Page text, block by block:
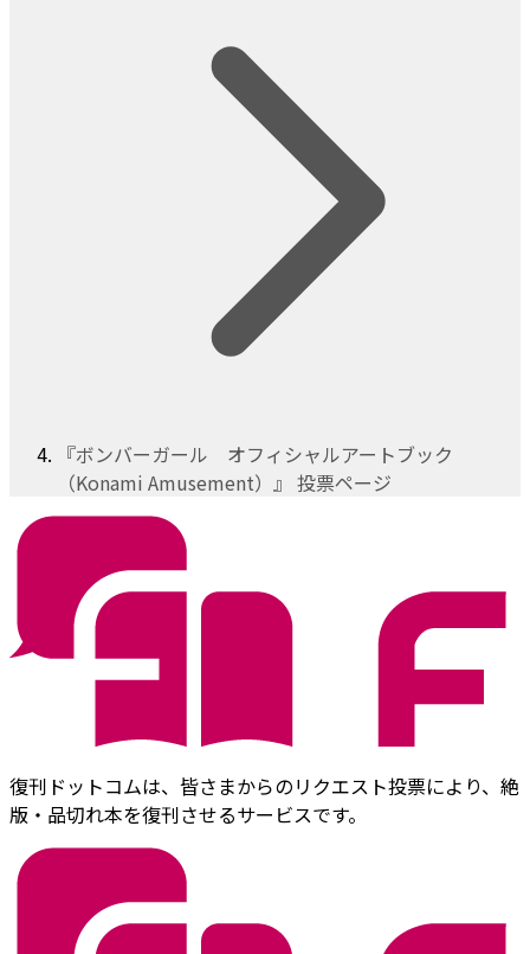
『ボンバーガール オフィシャルアートブック
（Konami Amusement）』 投票ページ
復刊ドットコムは、皆さまからのリクエスト投票により、絶
版・品切れ本を復刊させるサービスです。